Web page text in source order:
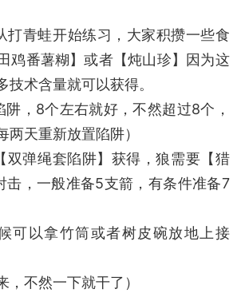
打青蛙开始练习，大家积攒一些食
鸡番薯糊】或者【炖山珍】因为这
技术含量就可以获得。
，8个左右就好，不然超过8个，
两天重新放置陷阱）
双弹绳套陷阱】获得，狼需要【猎
击，一般准备5支箭，有条件准备7
可以拿竹筒或者树皮碗放地上接
，不然一下就干了）